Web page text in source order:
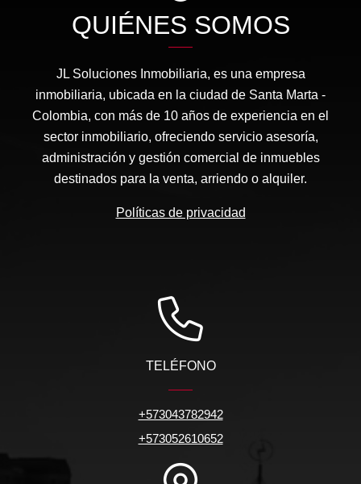
QUIÉNES SOMOS
JL Soluciones Inmobiliaria, es una empresa
inmobiliaria, ubicada en la ciudad de Santa Marta -
Colombia, con más de 10 años de experiencia en el
sector inmobiliario, ofreciendo servicio asesoría,
administración y gestión comercial de inmuebles
destinados para la venta, arriendo o alquiler.
Políticas de privacidad
TELÉFONO
+573043782942
+573052610652